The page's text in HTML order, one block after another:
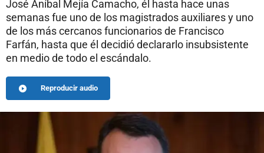
José Aníbal Mejía Camacho, él hasta hace unas
semanas fue uno de los magistrados auxiliares y uno
de los más cercanos funcionarios de Francisco
Farfán, hasta que él decidió declararlo insubsistente
en medio de todo el escándalo.
Reproducir audio